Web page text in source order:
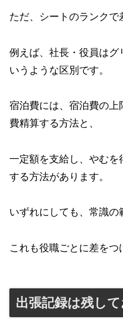
ただ、シートのランクで
例えば、社長・役員はグ
いうような区別です。
宿泊費には、宿泊費の
費精算する方法と、
一定額を支給し、やむ
する方法があります。
いずれにしても、常識の
これも役職ごとに差をつ
出張記録は残して